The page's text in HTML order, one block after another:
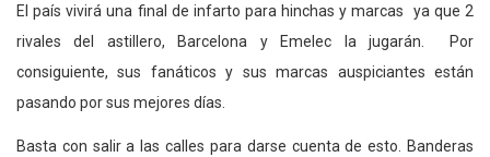
El país vivirá una final de infarto para hinchas y marcas ya que 2
rivales del astillero, Barcelona y Emelec la jugarán. Por
consiguiente, sus fanáticos y sus marcas auspiciantes están
pasando por sus mejores días.
Basta con salir a las calles para darse cuenta de esto. Banderas